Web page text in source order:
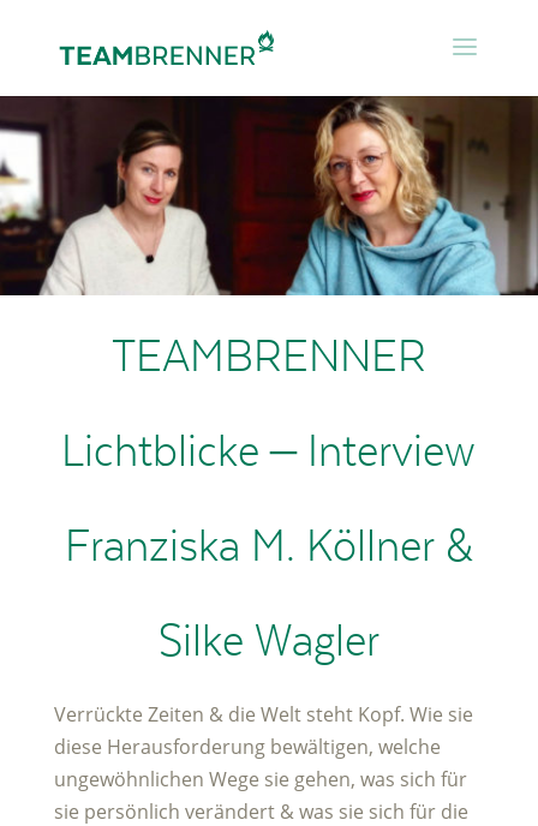
TEAMBRENNER
Lichtblicke – Interview
Franziska M. Köllner &
Silke Wagler
Verrückte Zeiten & die Welt steht Kopf. Wie sie
diese Herausforderung bewältigen, welche
ungewöhnlichen Wege sie gehen, was sich für
sie persönlich verändert & was sie sich für die